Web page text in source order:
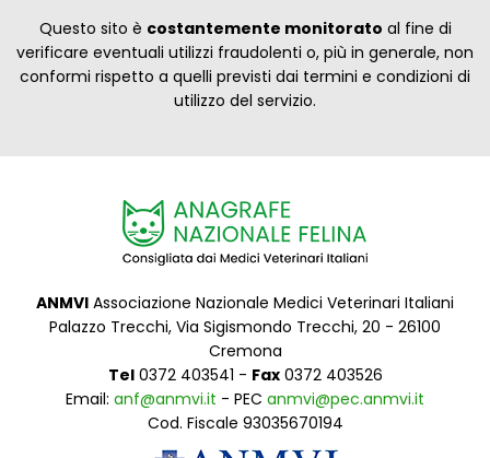
Questo sito è costantemente monitorato al fine di
verificare eventuali utilizzi fraudolenti o, più in generale, non
conformi rispetto a quelli previsti dai termini e condizioni di
utilizzo del servizio.
ANMVI Associazione Nazionale Medici Veterinari Italiani
Palazzo Trecchi, Via Sigismondo Trecchi, 20 - 26100
Cremona
Tel0372 403541 - Fax0372 403526
Email: anf@anmvi.it - PEC anmvi@pec.anmvi.it
Cod. Fiscale 93035670194